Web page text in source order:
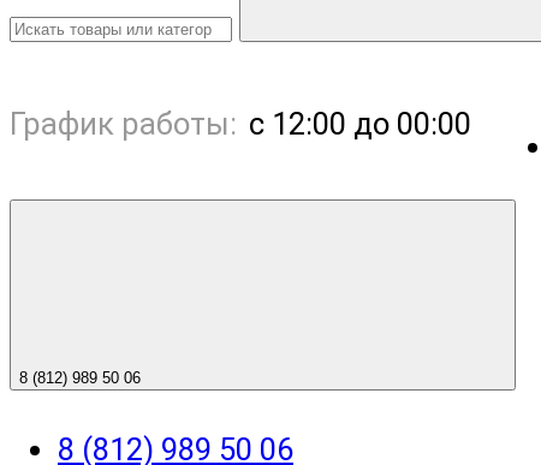
График работы: с 12:00 до 00:00
8 (812) 989 50 06
8 (812) 989 50 06